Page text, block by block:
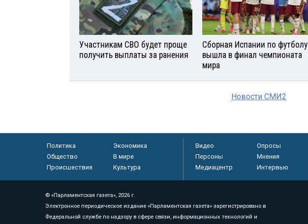
Участникам СВО будет проще
получить выплаты за ранения
Сборная Испании по футболу
вышла в финал чемпионата
мира
Новости СМИ2
Политика
Экономика
Общество
В мире
Происшествия
Культура
Видео Опросы
Персоны
Мнения
Медиацентр
Интервью
© «Парламентская газета», 2026 г.
Электронное периодическое издание «Парламентская газета» зарегистрировано в
Федеральной службе по надзору в сфере связи, информационных технологий и